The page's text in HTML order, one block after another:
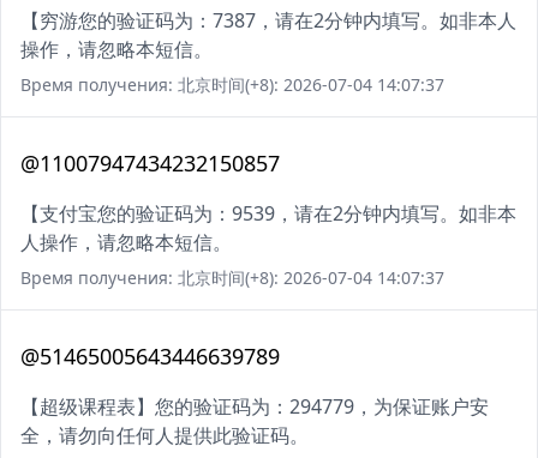
【穷游您的验证码为：7387，请在2分钟内填写。如非本人
操作，请忽略本短信。
Время получения: 北京时间(+8): 2026-07-04 14:07:37
@11007947434232150857
【支付宝您的验证码为：9539，请在2分钟内填写。如非本
人操作，请忽略本短信。
Время получения: 北京时间(+8): 2026-07-04 14:07:37
@51465005643446639789
【超级课程表】您的验证码为：294779，为保证账户安
全，请勿向任何人提供此验证码。